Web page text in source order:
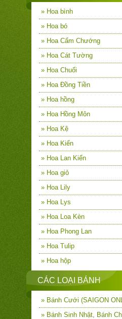
» Hoa bình
» Hoa bó
» Hoa Cẩm Chướng
» Hoa Cát Tường
» Hoa Chuối
» Hoa Đồng Tiền
» Hoa hồng
» Hoa Hồng Môn
» Hoa Kệ
» Hoa Kiển
» Hoa Lan Kiển
» Hoa giỏ
» Hoa Lily
» Hoa Lys
» Hoa Loa Kèn
» Hoa Phong Lan
» Hoa Tulip
» Hoa hộp
CÁC LOẠI BÁNH
» Bánh Cưới (SAIGON
» Bánh Sinh Nhật, Bánh